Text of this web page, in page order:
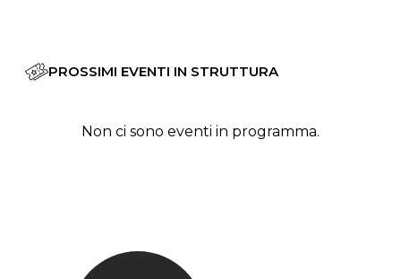
PROSSIMI EVENTI IN STRUTTURA
Non ci sono eventi in programma.